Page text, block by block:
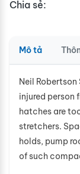
Chia sẻ:
Mô tả
Neil
injured person
hatches are
stretchers.
holds, pump
of such